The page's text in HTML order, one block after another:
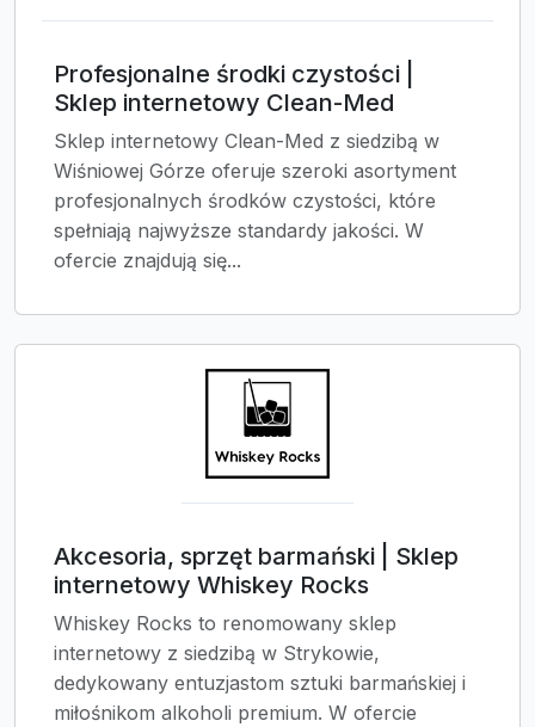
Profesjonalne środki czystości |
Sklep internetowy Clean-Med
Sklep internetowy Clean-Med z siedzibą w
Wiśniowej Górze oferuje szeroki asortyment
profesjonalnych środków czystości, które
spełniają najwyższe standardy jakości. W
ofercie znajdują się...
Akcesoria, sprzęt barmański | Sklep
internetowy Whiskey Rocks
Whiskey Rocks to renomowany sklep
internetowy z siedzibą w Strykowie,
dedykowany entuzjastom sztuki barmańskiej i
miłośnikom alkoholi premium. W ofercie